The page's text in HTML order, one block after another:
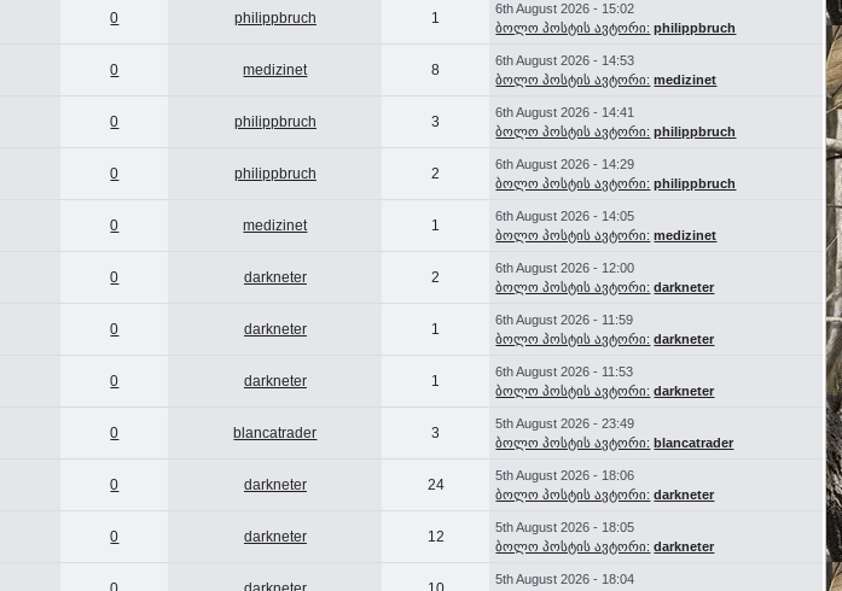
0 philippbruch 1
6th August 2026 - 15:02
ბოლო პოსტის ავტორი: philippbruch
0 medizinet 8
6th August 2026 - 14:53
ბოლო პოსტის ავტორი: medizinet
0 philippbruch 3
6th August 2026 - 14:41
ბოლო პოსტის ავტორი: philippbruch
0 philippbruch 2
6th August 2026 - 14:29
ბოლო პოსტის ავტორი: philippbruch
0 medizinet 1
6th August 2026 - 14:05
ბოლო პოსტის ავტორი: medizinet
0 darkneter 2
6th August 2026 - 12:00
ბოლო პოსტის ავტორი: darkneter
0 darkneter 1
6th August 2026 - 11:59
ბოლო პოსტის ავტორი: darkneter
0 darkneter 1
6th August 2026 - 11:53
ბოლო პოსტის ავტორი: darkneter
0 blancatrader 3
5th August 2026 - 23:49
ბოლო პოსტის ავტორი: blancatrader
0 darkneter 24
5th August 2026 - 18:06
ბოლო პოსტის ავტორი: darkneter
0 darkneter 12
5th August 2026 - 18:05
ბოლო პოსტის ავტორი: darkneter
5th August 2026 - 18:04